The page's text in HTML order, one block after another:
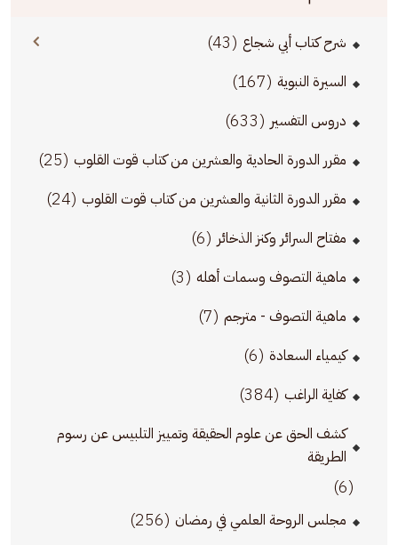
شرح كتاب أبي شجاع (43)
السيرة النبوية (167)
دروس التفسير (633)
مقرر الدورة الحادية والعشرين من كتاب قوت القلوب (25)
مقرر الدورة الثانية والعشرين من كتاب قوت القلوب (24)
مفتاح السرائر وكنز الذخائر (6)
ماهية التصوف وسمات أهله (3)
ماهية التصوف - مترجم (7)
كيمياء السعادة (6)
كفاية الراغب (384)
كشف الحق عن علوم الحقيقة وتمييز التلبيس عن رسوم
الطريقة
(6)
مجلس الروحة العلمي في رمضان (256)